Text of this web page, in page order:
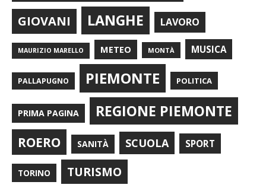
GIOVANI LANGHE LAVORO
MAURIZIO MARELLO METEO MONTÀ MUSICA
PALLAPUGNO PIEMONTE POLITICA
PRIMA PAGINA REGIONE PIEMONTE
ROERO SANITÀ SCUOLA SPORT
TORINO TURISMO